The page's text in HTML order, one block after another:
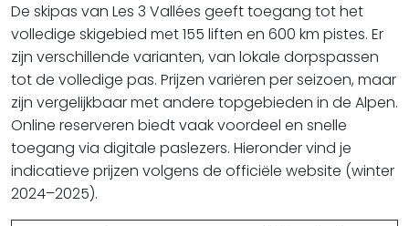
De skipas van Les 3 Vallées geeft toegang tot het
volledige skigebied met 155 liften en 600 km pistes. Er
zijn verschillende varianten, van lokale dorpspassen
tot de volledige pas. Prijzen variëren per seizoen, maar
zijn vergelijkbaar met andere topgebieden in de Alpen.
Online reserveren biedt vaak voordeel en snelle
toegang via digitale paslezers. Hieronder vind je
indicatieve prijzen volgens de officiële website (winter
2024–2025).